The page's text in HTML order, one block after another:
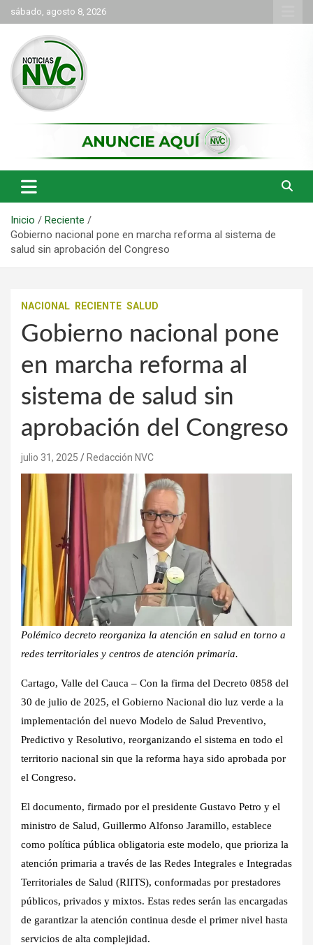
Saltar
al
contenido
sábado, agosto 8, 2026
NVC Noticias
Inicio
Reciente
Gobierno nacional pone en marcha reforma al sistema de
salud sin aprobación del Congreso
NACIONAL RECIENTE SALUD
Gobierno nacional pone
en marcha reforma al
sistema de salud sin
aprobación del Congreso
julio 31, 2025 Redacción NVC
Polémico decreto reorganiza la atención en salud en torno a
redes territoriales y centros de atención primaria.
Cartago, Valle del Cauca – Con la firma del Decreto 0858 del
30 de julio de 2025, el Gobierno Nacional dio luz verde a la
implementación del nuevo Modelo de Salud Preventivo,
Predictivo y Resolutivo, reorganizando el sistema en todo el
territorio nacional sin que la reforma haya sido aprobada por
el Congreso.
El documento, firmado por el presidente Gustavo Petro y el
ministro de Salud, Guillermo Alfonso Jaramillo, establece
como política pública obligatoria este modelo, que prioriza la
atención primaria a través de las Redes Integrales e Integradas
Territoriales de Salud (RIITS), conformadas por prestadores
públicos, privados y mixtos. Estas redes serán las encargadas
de garantizar la atención continua desde el primer nivel hasta
servicios de alta complejidad.